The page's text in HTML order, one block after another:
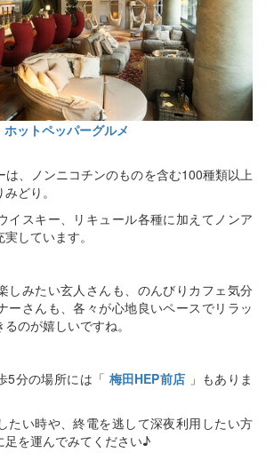
ホットペッパーグルメ
は、ノンニコチンのものを含む100種類以上
どり。
イスキー、リキュール各種に加えてノンア
しています。
しみたい玄人さんも、のんびりカフェ気分
ーさんも、各々が心地良いペースでリラッ
のが嬉しいですね。
5分の場所には「 梅田HEP前店 」もありま
たい時や、終電を逃して深夜利用したい方
足を運んでみてください♪